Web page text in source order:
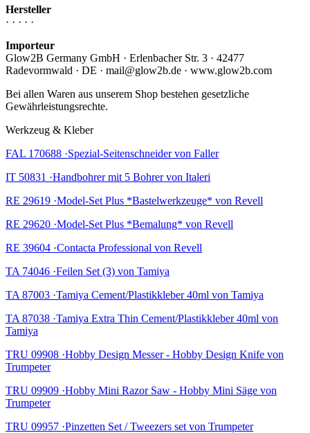
Hersteller
· · · · ·
Importeur
Glow2B Germany GmbH · Erlenbacher Str. 3 · 42477
Radevormwald · DE · mail@glow2b.de · www.glow2b.com
Bei allen Waren aus unserem Shop bestehen gesetzliche
Gewährleistungsrechte.
Werkzeug & Kleber
FAL 170688 ·Spezial-Seitenschneider von Faller
IT 50831 ·Handbohrer mit 5 Bohrer von Italeri
RE 29619 ·Model-Set Plus *Bastelwerkzeuge* von Revell
RE 29620 ·Model-Set Plus *Bemalung* von Revell
RE 39604 ·Contacta Professional von Revell
TA 74046 ·Feilen Set (3) von Tamiya
TA 87003 ·Tamiya Cement/Plastikkleber 40ml von Tamiya
TA 87038 ·Tamiya Extra Thin Cement/Plastikkleber 40ml von
Tamiya
TRU 09908 ·Hobby Design Messer - Hobby Design Knife von
Trumpeter
TRU 09909 ·Hobby Mini Razor Saw - Hobby Mini Säge von
Trumpeter
TRU 09957 ·Pinzetten Set / Tweezers set von Trumpeter